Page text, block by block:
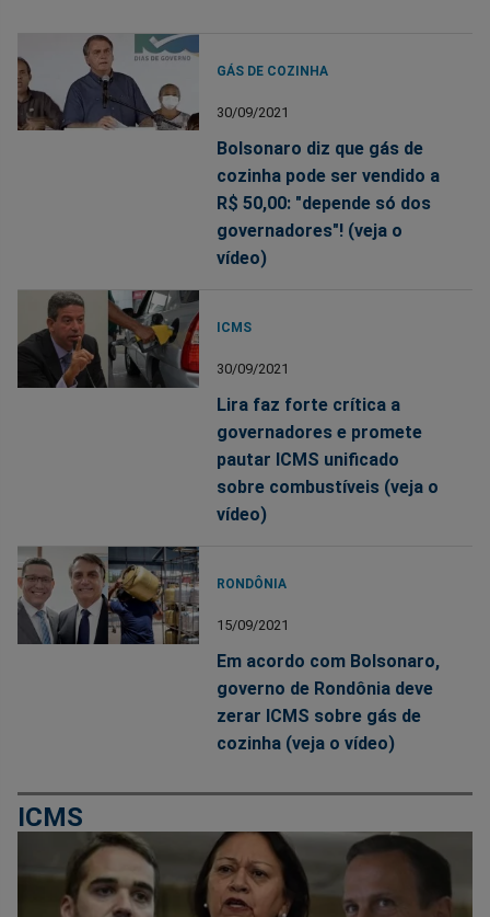
GÁS DE COZINHA
30/09/2021
Bolsonaro diz que gás de
cozinha pode ser vendido a
R$ 50,00: "depende só dos
governadores"! (veja o
vídeo)
ICMS
30/09/2021
Lira faz forte crítica a
governadores e promete
pautar ICMS unificado
sobre combustíveis (veja o
vídeo)
RONDÔNIA
15/09/2021
Em acordo com Bolsonaro,
governo de Rondônia deve
zerar ICMS sobre gás de
cozinha (veja o vídeo)
ICMS